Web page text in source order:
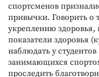
спортсменов
привычки. Говорить о
укреплению
показатели здоровья
наблюдать у
занимающихся
проследить